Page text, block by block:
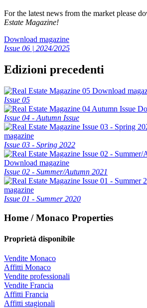
For the latest news from the market please
Estate Magazine!
Download magazine
Issue 06 | 2024/2025
Edizioni precedenti
Download
Issue 05
Issue 04 - Autumn Issue
magazine
Issue 03 - Spring 2022
Download magazine
Issue 02 - Summer/Autumn 2021
magazine
Issue 01 - Summer 2020
Home / Monaco Properties
Proprietà disponibile
Vendite Monaco
Affitti Monaco
Vendite professionali
Vendite Francia
Affitti Francia
Affitti stagionali